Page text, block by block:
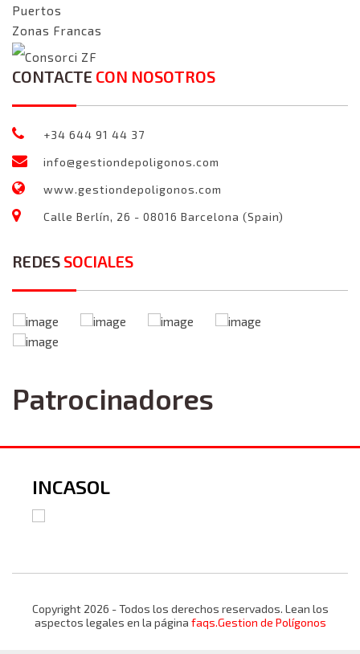
Puertos
Zonas Francas
Consorci ZF
CONTACTE CON NOSOTROS
+34 644 91 44 37
info@gestiondepoligonos.com
www.gestiondepoligonos.com
Calle Berlín, 26 - 08016 Barcelona (Spain)
REDES SOCIALES
Patrocinadores
INCASOL
Copyright 2026 - Todos los derechos reservados. Lean los
aspectos legales en la página faqs.Gestion de Polígonos